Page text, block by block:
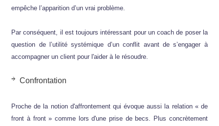
empêche l’apparition d’un vrai problème.
Par conséquent, il est toujours intéressant pour un coach de poser la
question de l’utilité systémique d’un conflit avant de s’engager à
accompagner un client pour l'aider à le résoudre.
Confrontation
Proche de la notion d'affrontement qui évoque aussi la relation « de
front à front » comme lors d'une prise de becs. Plus concrètement